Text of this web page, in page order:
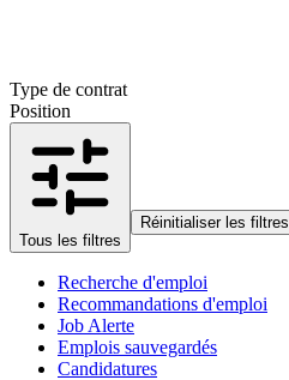
Type de contrat
Position
Tous les filtres
Réinitialiser les filtres
Recherche d'emploi
Recommandations d'emploi
Job Alerte
Emplois sauvegardés
Candidatures